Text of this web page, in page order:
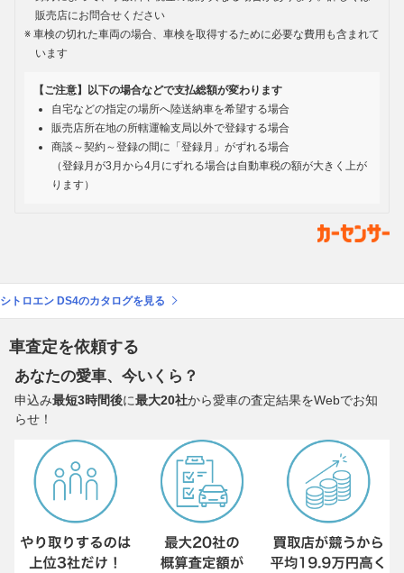
販売店にお問合せください
車検の切れた車両の場合、車検を取得するために必要な費用も含まれて
います
【ご注意】以下の場合などで支払総額が変わります
自宅などの指定の場所へ陸送納車を希望する場合
販売店所在地の所轄運輸支局以外で登録する場合
商談～契約～登録の間に「登録月」がずれる場合
（登録月が3月から4月にずれる場合は自動車税の額が大きく上が
ります）
シトロエン DS4のカタログを見る
車査定を依頼する
あなたの愛車、今いくら？
申込み最短3時間後に最大20社から愛車の査定結果をWebでお知
らせ！